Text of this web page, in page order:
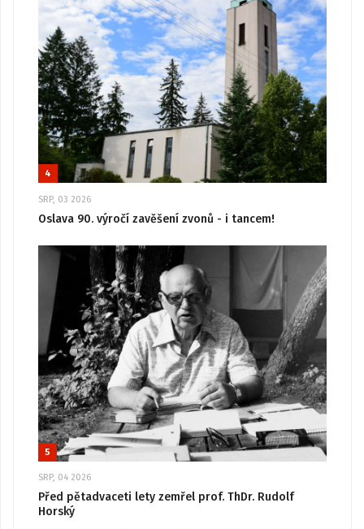
4
SRP, 03 2026
Oslava 90. výročí zavěšení zvonů - i tancem!
5
SRP, 04 2026
Před pětadvaceti lety zemřel prof. ThDr. Rudolf
Horský